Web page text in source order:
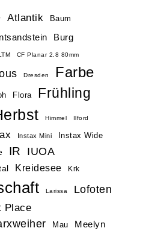
Atlantik Baum
Burg
CF Planar 2.8 80mm
Dresden Farbe
Flora Frühling
Himmel Ilford
Instax Mini
Instax Wide
IR
IUOA
Kreidesee Krk
Larissa Lofoten
Place
Mau Meelyn